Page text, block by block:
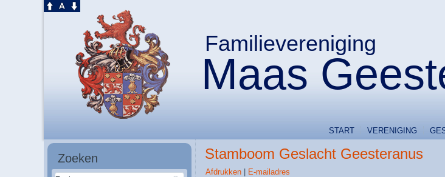
Maas
Familievereniging
START VERENIGING
Zoeken Stamboom Geslacht Geesteranus
Afdrukken E-mailadres